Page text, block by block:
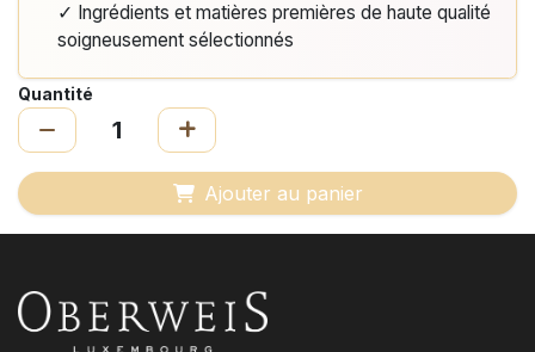
✓ Ingrédients et matières premières de haute qualité
soigneusement sélectionnés
Quantité
Ajouter au panier